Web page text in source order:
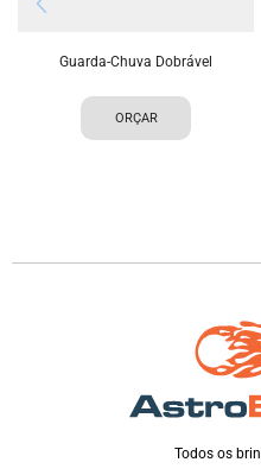
Guarda-Chuva Dobrável
ORÇAR
Todos os